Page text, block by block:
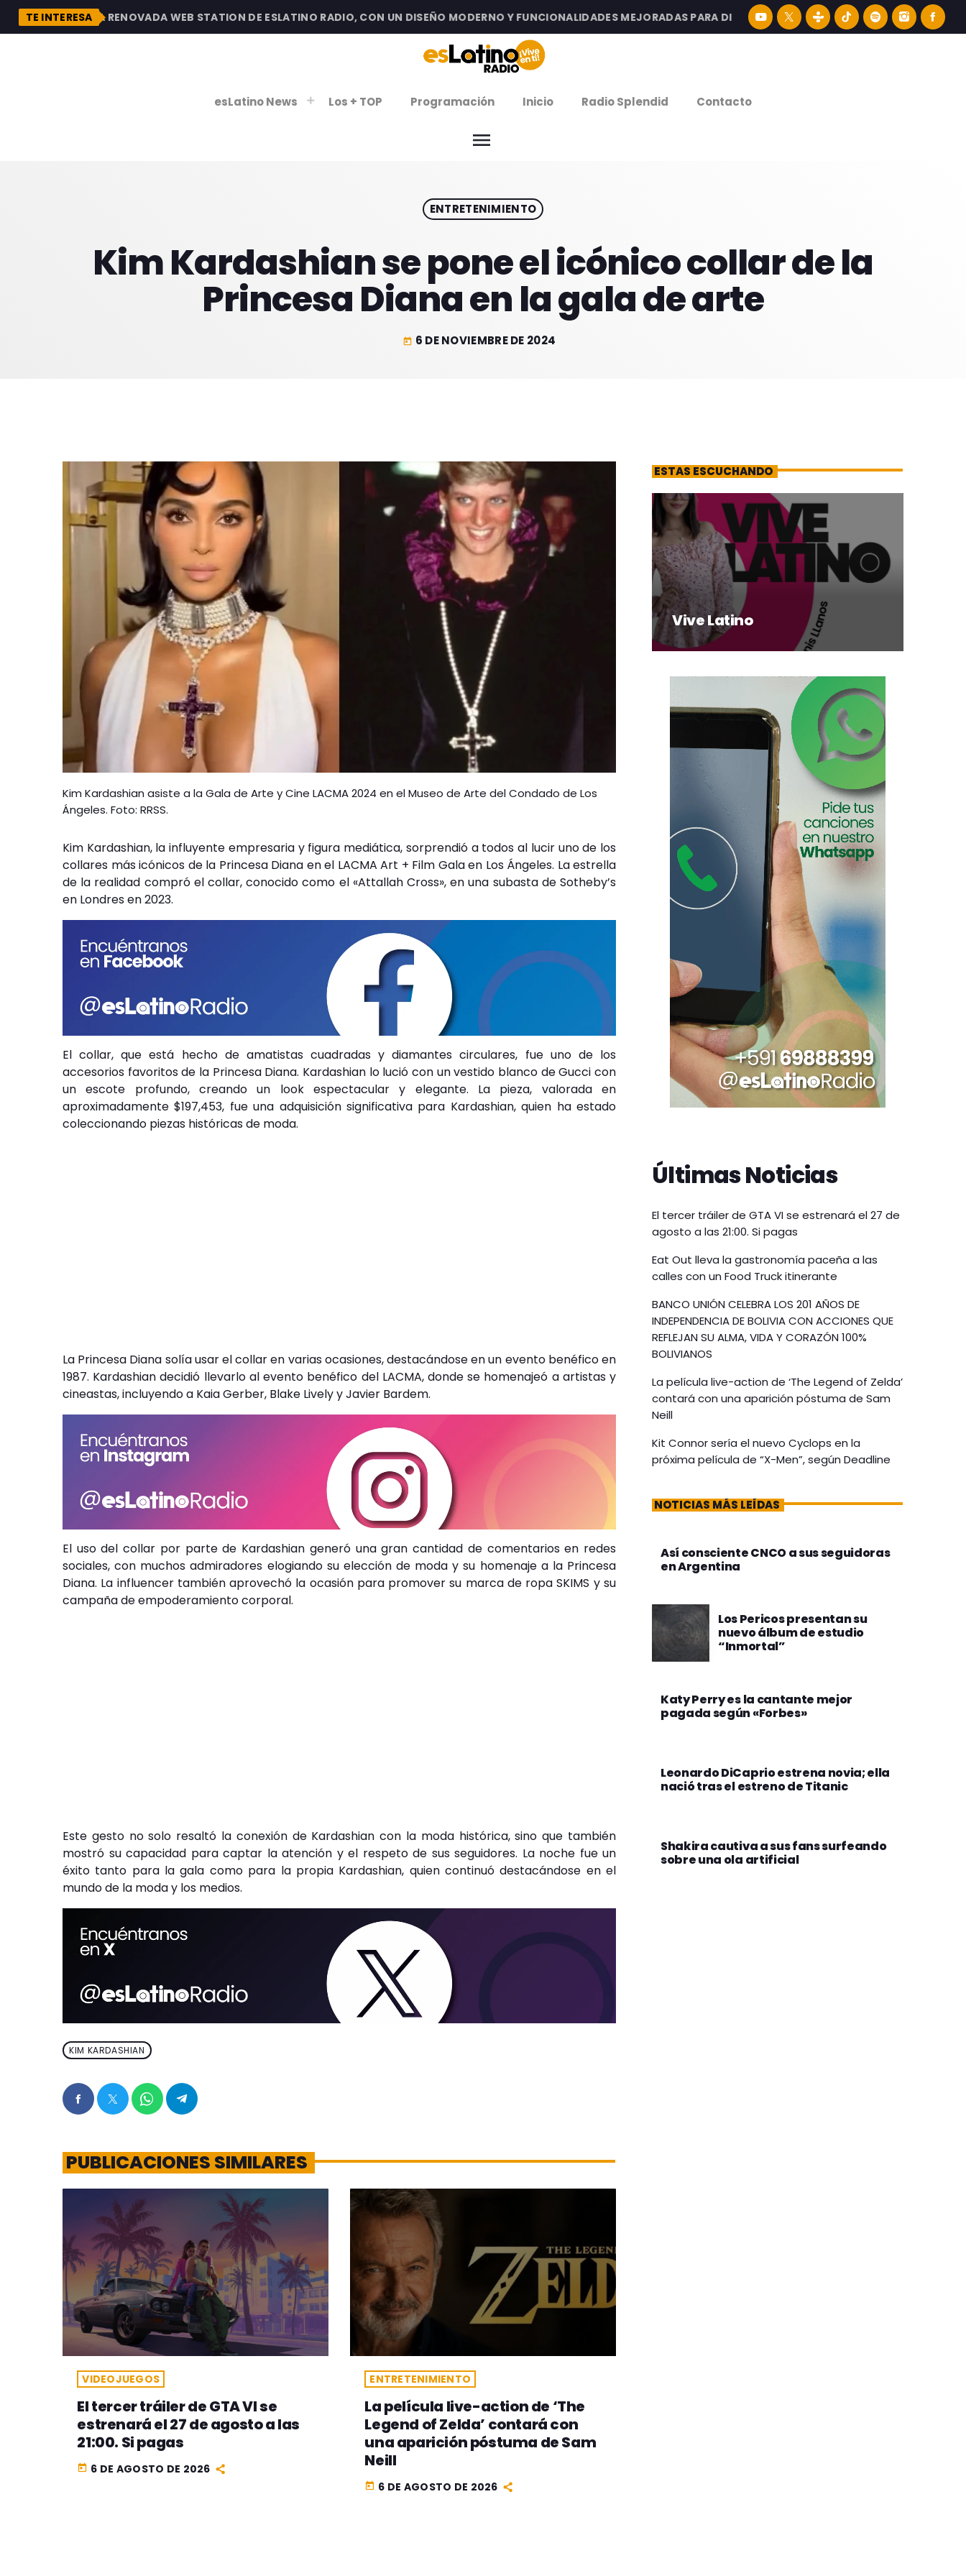
TE INTERESA
DESCUBRE LA RENOVADA WEB STATION DE ESLATINO RADIO, CON UN DISEÑO MODERNO Y FUNCIONALIDADES MEJORADAS PARA DISFRUTAR LA MEJOR MÚSICA LATINA Y
esLatino News Los + TOP Programación Inicio Radio Splendid Contacto
menu
VIERNES DE ESTRENOS
PROGRAMACIÓN
ENTRETENIMIENTO
Kim Kardashian se pone el icónico collar de la
Princesa Diana en la gala de arte
today 6 DE NOVIEMBRE DE 2024
Kim Kardashian asiste a la Gala de Arte y Cine LACMA 2024 en el Museo de Arte del Condado de Los
Ángeles. Foto: RRSS.
Kim Kardashian, la influyente empresaria y figura mediática, sorprendió a todos al lucir uno de los
collares más icónicos de la Princesa Diana en el LACMA Art + Film Gala en Los Ángeles. La estrella
de la realidad compró el collar, conocido como el «Attallah Cross», en una subasta de Sotheby’s
en Londres en 2023.
El collar, que está hecho de amatistas cuadradas y diamantes circulares, fue uno de los
accesorios favoritos de la Princesa Diana. Kardashian lo lució con un vestido blanco de Gucci con
un escote profundo, creando un look espectacular y elegante. La pieza, valorada en
aproximadamente $197,453, fue una adquisición significativa para Kardashian, quien ha estado
coleccionando piezas históricas de moda.
La Princesa Diana solía usar el collar en varias ocasiones, destacándose en un evento benéfico en
1987. Kardashian decidió llevarlo al evento benéfico del LACMA, donde se homenajeó a artistas y
cineastas, incluyendo a Kaia Gerber, Blake Lively y Javier Bardem.
El uso del collar por parte de Kardashian generó una gran cantidad de comentarios en redes
sociales, con muchos admiradores elogiando su elección de moda y su homenaje a la Princesa
Diana. La influencer también aprovechó la ocasión para promover su marca de ropa SKIMS y su
campaña de empoderamiento corporal.
Este gesto no solo resaltó la conexión de Kardashian con la moda histórica, sino que también
mostró su capacidad para captar la atención y el respeto de sus seguidores. La noche fue un
éxito tanto para la gala como para la propia Kardashian, quien continuó destacándose en el
mundo de la moda y los medios.
KIM KARDASHIAN
PUBLICACIONES SIMILARES
VIDEOJUEGOS
El tercer tráiler de GTA VI se
estrenará el 27 de agosto a las
21:00. Si pagas
today 6 DE AGOSTO DE 2026
ENTRETENIMIENTO
La película live-action de ‘The
Legend of Zelda’ contará con
una aparición póstuma de Sam
Neill
today 6 DE AGOSTO DE 2026
ESTAS ESCUCHANDO
Vive Latino
Últimas Noticias
El tercer tráiler de GTA VI se estrenará el 27 de
agosto a las 21:00. Si pagas
Eat Out lleva la gastronomía paceña a las
calles con un Food Truck itinerante
BANCO UNIÓN CELEBRA LOS 201 AÑOS DE
INDEPENDENCIA DE BOLIVIA CON ACCIONES QUE
REFLEJAN SU ALMA, VIDA Y CORAZÓN 100%
BOLIVIANOS
La película live-action de ‘The Legend of Zelda’
contará con una aparición póstuma de Sam
Neill
Kit Connor sería el nuevo Cyclops en la
próxima película de “X-Men”, según Deadline
NOTICIAS MÁS LEÍDAS
Así consciente CNCO a sus seguidoras
en Argentina
Los Pericos presentan su
nuevo álbum de estudio
“Inmortal”
Katy Perry es la cantante mejor
pagada según «Forbes»
Leonardo DiCaprio estrena novia; ella
nació tras el estreno de Titanic
Shakira cautiva a sus fans surfeando
sobre una ola artificial